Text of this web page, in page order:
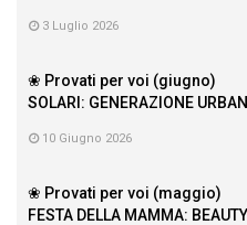
3 Luglio 2026
❀ Provati per voi (giugno)
SOLARI: GENERAZIONE URBAN
10 Giugno 2026
❀ Provati per voi (maggio)
FESTA DELLA MAMMA: